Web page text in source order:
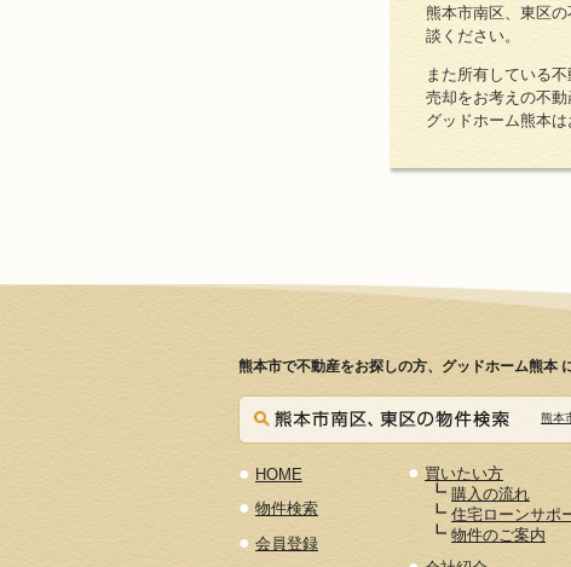
熊本市南区、東区
談ください。
また所有している
売却をお考えの不動
グッドホーム熊本
熊本市で不動産をお探しの方、グッドホーム熊本
熊本
● HOME
● 物件検索
● 会員登録
● 買いたい方
┗ 購入の流れ
┗ 住宅ローンサポ
┗ 物件のご案内